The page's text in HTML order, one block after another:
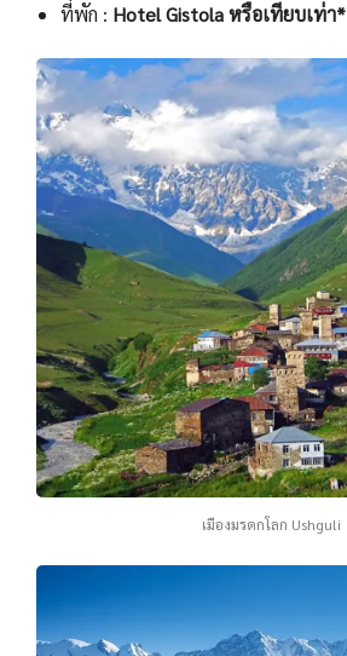
ที่พัก : Hotel Gistola หรือเทียบเท่า*
เมืองมรดกโลก Ushguli